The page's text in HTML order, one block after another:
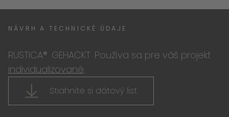
NÁVRH A TECHNICKÉ ÚDAJE
RUSTICA® GEHACKT Používa sa pre váš projekt
individualizované.
Stiahnite si dátový list